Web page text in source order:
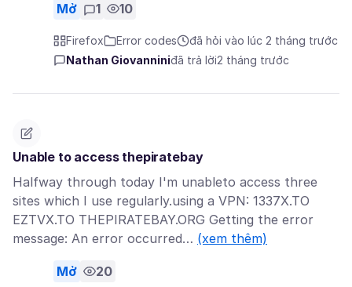
Mở 1 10
Firefox Error codes
đã hỏi vào lúc 2 tháng trước
Nathan Giovanniniđã trả lời2 tháng trước
Unable to access thepiratebay
Halfway through today I'm unableto access three
sites which I use regularly.using a VPN: 1337X.TO
EZTVX.TO THEPIRATEBAY.ORG Getting the error
message: An error occurred… (xem thêm)
Mở 20